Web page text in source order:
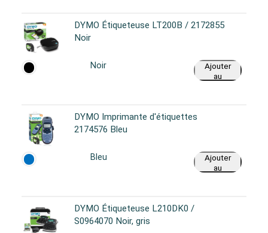
DYMO Étiqueteuse LT200B / 2172855
Noir
Noir
Ajouter
au
DYMO Imprimante d'étiquettes
2174576 Bleu
Bleu
Ajouter
au
DYMO Étiqueteuse L210DK0 /
S0964070 Noir, gris